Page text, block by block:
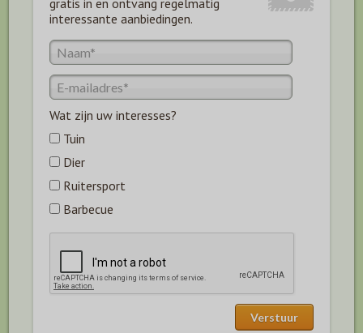
gratis in en ontvang regelmatig
interessante aanbiedingen.
Wat zijn uw interesses?
Tuin
Dier
Ruitersport
Barbecue